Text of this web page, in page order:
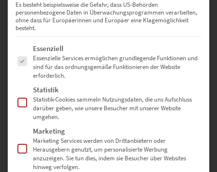
Die Farbe ist das Symbol schlechthin, wenn es um die innige
Zuneigung geht. Das gilt nicht nur für Menschen, sondern auch für
Objekte. Für den Londoner Bus, die Corvette oder britische
Telefonzelle auf dem
zudem einer Liebeserklärung an die Metropole, den Oldtimer oder
Großbritannien. Der Effekt wird dadurch verstärkt, dass die Fotos
grundsätzlich schwarz-weiß sind und das Rot die Bilder nur
punktuell aufpeppt. Insgesamt verströmen die Wandbilder durch
den Farbtupfer eine warme Brise, die den Raum auf moderne Art
gemütlich signiert.
Schwarz-weiß-Bilder mit
Akzenten in Rot
Es besteht beispielsweise die Gefahr, dass US-Behörden
personenbezogene Daten in Überwachungsprogrammen verarbeiten,
ohne dass für Europäerinnen und Europäer eine Klagemöglichkeit
besteht.
Es folgt eine Liste der Service-Gruppen, für die eine Einwilligung
Essenziell
Essenzielle Services ermöglichen grundlegende Funktionen und
sind für das ordnungsgemäße Funktionieren der Website
erforderlich.
Statistik
Statistik-Cookies sammeln Nutzungsdaten, die uns Aufschluss
darüber geben, wie unsere Besucher mit unserer Website
umgehen.
Marketing
Marketing Services werden von Drittanbietern oder
Herausgebern genutzt, um personalisierte Werbung
anzuzeigen. Sie tun dies, indem sie Besucher über Websites
hinweg verfolgen.